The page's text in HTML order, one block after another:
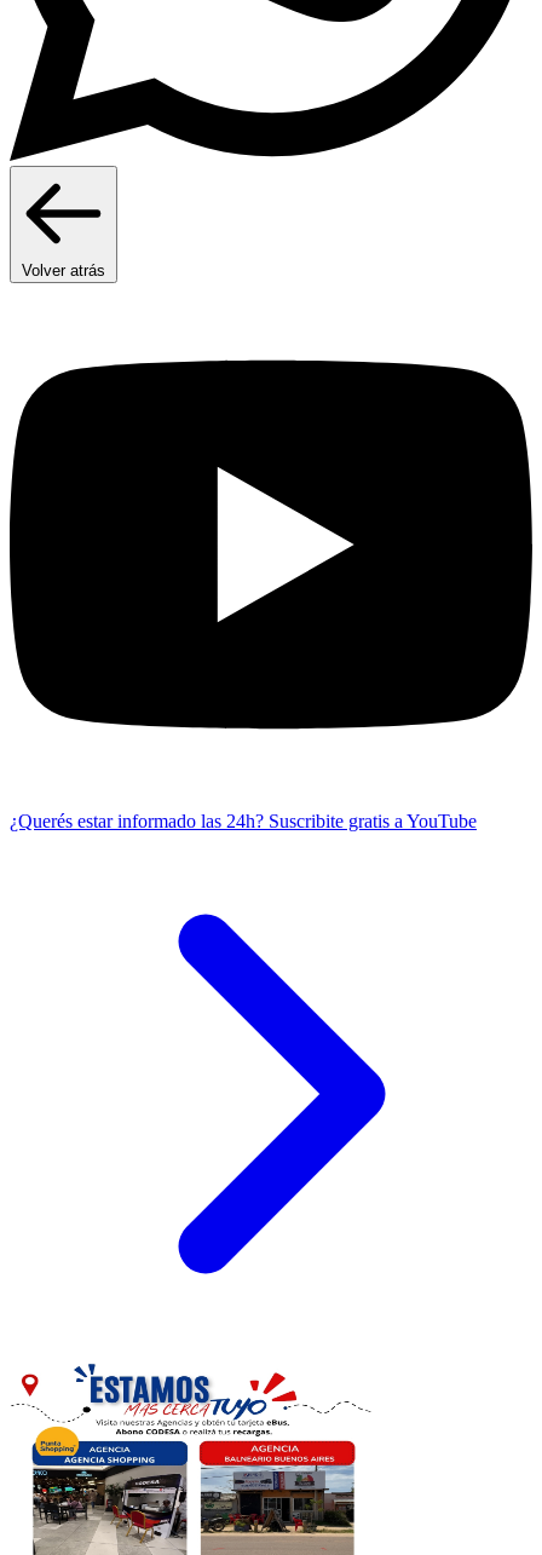
Volver atrás
¿Querés estar informado las 24h? Suscribite gratis a YouTube